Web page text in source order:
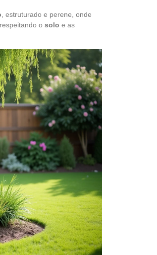
, estruturado e perene, onde
o solo e as